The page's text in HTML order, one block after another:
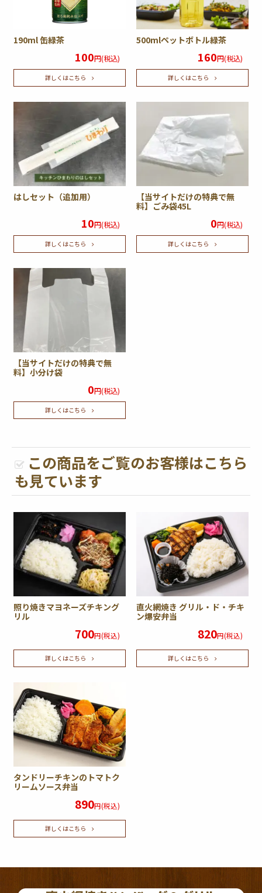
190ml 缶緑茶
100円(税込)
詳しくはこちら
500mlペットボトル緑茶
160円(税込)
詳しくはこちら
はしセット（追加用）
10円(税込)
詳しくはこちら
【当サイトだけの特典で無
料】ごみ袋45L
0円(税込)
詳しくはこちら
【当サイトだけの特典で無
料】小分け袋
0円(税込)
詳しくはこちら
この商品をご覧のお客様はこちら
も見ています
照り焼きマヨネーズチキング
リル
700円(税込)
詳しくはこちら
直火網焼き グリル・ド・チキ
ン爆安弁当
820円(税込)
詳しくはこちら
タンドリーチキンのトマトク
リームソース弁当
890円(税込)
詳しくはこちら